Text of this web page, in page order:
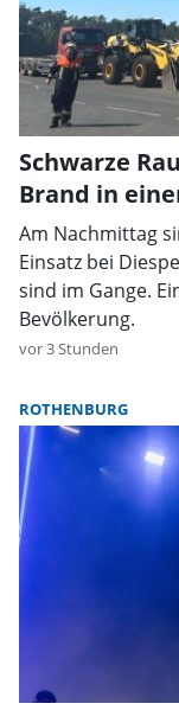
Schwarze
Brand in
Am Nachmittag
Einsatz bei
sind im Gange.
Bevölkerung.
vor 3 Stunden
ROTHENBURG